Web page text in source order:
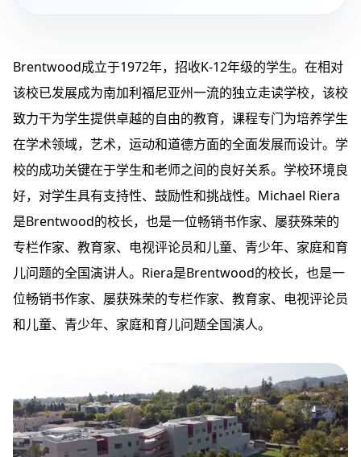
Brentwood成立于1972年，招收K-12年级的学生。在相对
该校已发展成为南加利福尼亚州一流的独立走读学校，该校
致力干为学生提供卓越的自由的教育，课程专门为培养学生
在学术领域，艺术，运动和道德方面的全面发展而设计。学
校的成功关键在于学生和老师之间的良好关系。学校环境良
好，对学生具有支持性、鼓励性和挑战性。Michael Riera
是Brentwood的校长，也是一位畅销书作家、屡获殊荣的
专栏作家、教育家、电视评论员和儿童、青少年、家庭和育
儿问题的全国演讲人。Riera是Brentwood的校长，也是一
位畅销书作家、屡获殊荣的专栏作家、教育家、电视评论员
和儿童、青少年、家庭和育儿问题全国演人。